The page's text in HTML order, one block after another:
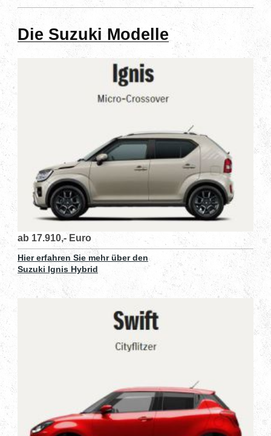
Die Suzuki Modelle
ab 17.910,- Euro
Hier erfahren Sie mehr über den
Suzuki Ignis Hybrid